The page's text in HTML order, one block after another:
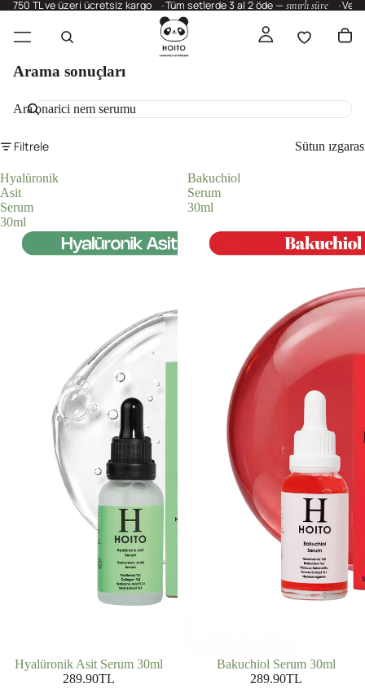
750 TL ve üzeri ücretsiz kargo Tüm setlerde 3 al 2 öde —sınırlı süre
Arama sonuçları
Ara
Filtrele Sütun
Hyalüronik
Asit
Serum
30ml
Hyalüronik Asit Serum 30ml
289.90TL
Bakuchiol
Serum
30ml
Bakuchiol Serum 30ml
289.90TL